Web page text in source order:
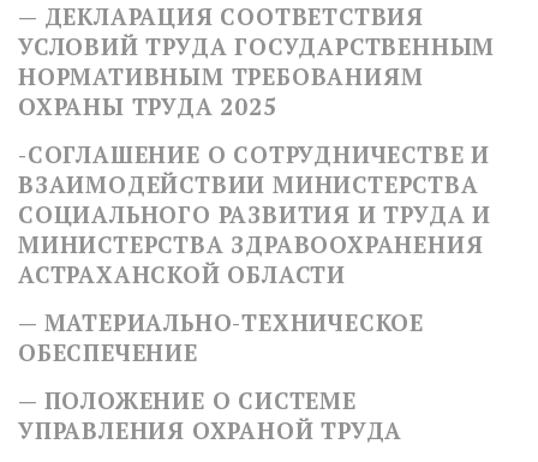
— ДЕКЛАРАЦИЯ СООТВЕТСТВИЯ
УСЛОВИЙ ТРУДА ГОСУДАРСТВЕННЫМ
НОРМАТИВНЫМ ТРЕБОВАНИЯМ
ОХРАНЫ ТРУДА 2025
-СОГЛАШЕНИЕ О СОТРУДНИЧЕСТВЕ И
ВЗАИМОДЕЙСТВИИ МИНИСТЕРСТВА
СОЦИАЛЬНОГО РАЗВИТИЯ И ТРУДА И
МИНИСТЕРСТВА ЗДРАВООХРАНЕНИЯ
АСТРАХАНСКОЙ ОБЛАСТИ
— МАТЕРИАЛЬНО-ТЕХНИЧЕСКОЕ
ОБЕСПЕЧЕНИЕ
— ПОЛОЖЕНИЕ О СИСТЕМЕ
УПРАВЛЕНИЯ ОХРАНОЙ ТРУДА